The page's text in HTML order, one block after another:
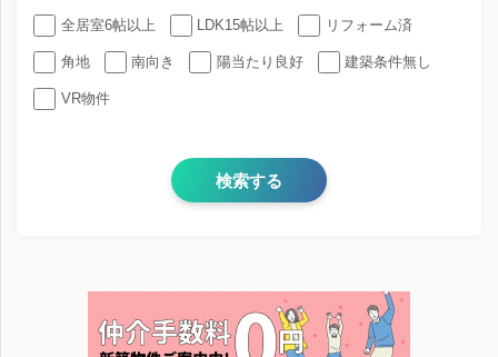
全居室6帖以上 LDK15帖以上 リフォーム済
角地 南向き 陽当たり良好 建築条件無し
VR物件
検索する